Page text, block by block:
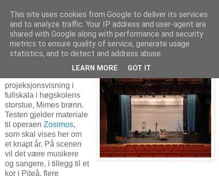
1. juli 2025
Projeksjonstest med scenemodell
projeksjonsvisning i
fullskala i høgskolens
storstue, Mimes brønn.
Testen gjelder materiale
til operaen Zosimos,
som skal vises her om
et knapt år. På scenen
vil det være musikere
og sangere, i tillegg til et
kor i Piteå, flere
This site uses cookies from Google to deliver its services
and to analyze traffic. Your IP address and user-agent are
shared with Google along with performance and security
metrics to ensure quality of service, generate usage
statistics, and to detect and address abuse.
LEARN MORE GOT IT